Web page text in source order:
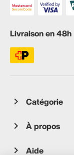
Livraison en 48h
Catégorie
À propos
Aide